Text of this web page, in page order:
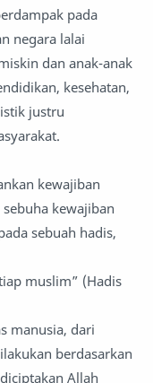
pada
negara lalai
dan anak-anak
kesehatan,
justru
kewajiban
kewajiban
sebuah hadis,
muslim” (Hadis
manusia, dari
berdasarkan
Allah